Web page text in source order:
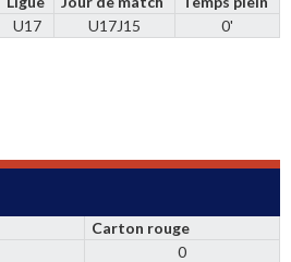
U17 U17J15 0'
Carton rouge
0